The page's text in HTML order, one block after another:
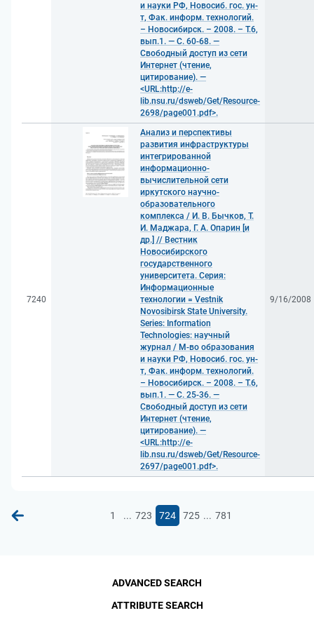
и науки РФ, Новосиб. гос. ун-
т, Фак. информ. технологий.
– Новосибирск. – 2008. – Т.6,
вып.1. — С. 60-68. —
Свободный доступ из сети
Интернет (чтение,
цитирование). —
<URL:http://e-
lib.nsu.ru/dsweb/Get/Resource-
2698/page001.pdf>.
7240
Анализ и перспективы
развития инфраструктуры
интегрированной
информационно-
вычислительной сети
иркутского научно-
образовательного
комплекса / И. В. Бычков, Т.
И. Маджара, Г. А. Опарин [и
др.] // Вестник
Новосибирского
государственного
университета. Серия:
Информационные
технологии = Vestnik
Novosibirsk State University.
Series: Information
Technologies: научный
журнал / М-во образования
и науки РФ, Новосиб. гос. ун-
т, Фак. информ. технологий.
– Новосибирск. – 2008. – Т.6,
вып.1. — С. 25-36. —
Свободный доступ из сети
Интернет (чтение,
цитирование). —
<URL:http://e-
lib.nsu.ru/dsweb/Get/Resource-
2697/page001.pdf>.
9/16/2008
1 ... 723 724 725 ... 781
ADVANCED SEARCH
ATTRIBUTE SEARCH